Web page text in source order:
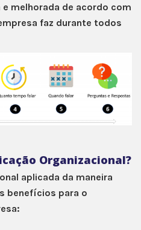
melhorada de acordo com
faz durante todos
Organizacional?
aplicada da maneira
benefícios para o